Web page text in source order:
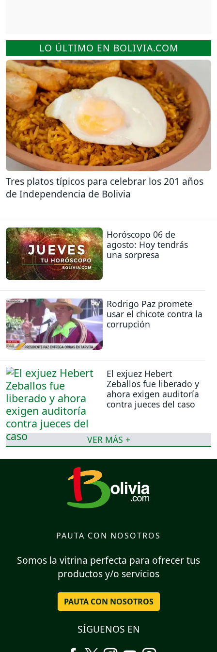
LO ÚLTIMO EN BOLIVIA.COM
Tres platos típicos para celebrar los 201 años
de Independencia de Bolivia
Horóscopo 06 de
agosto: Hoy tendrás
una sorpresa
Rodrigo Paz promete
usar el chicote contra la
corrupción
El exjuez Hebert
Zeballos fue liberado y
ahora exigen auditoría
contra jueces del caso
VER MÁS +
PAUTA CON NOSOTROS
Somos la vitrina perfecta para ofrecer tus
productos y/o servicios
PAUTA CON NOSOTROS
SÍGUENOS EN